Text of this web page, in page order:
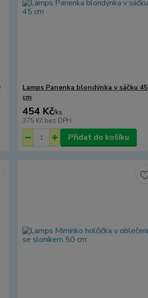
Lamps Panenka blondýnka v sáčku 45
cm
454 Kč/ks
375 Kč bez DPH
Přidat do košíku